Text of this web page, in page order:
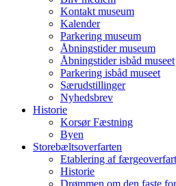
Kontakt museum
Kalender
Parkering museum
Åbningstider museum
Åbningstider isbåd museet
Parkering isbåd museet
Særudstillinger
Nyhedsbrev
Historie
Korsør Fæstning
Byen
Storebæltsoverfarten
Etablering af
Historie
Drømmen om den faste